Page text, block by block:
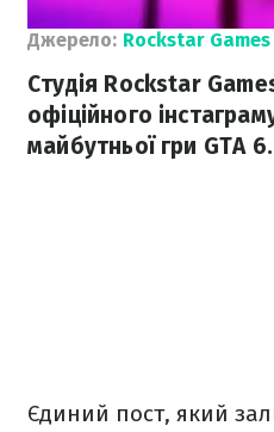
Джерело: Rockstar Games
Студія Rockstar
офіційного
майбутньої гри GTA 6.
Єдиний пост, який